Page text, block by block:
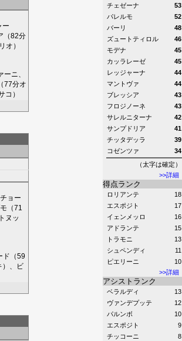
>>詳細
チェゼーナ
53
パレルモ
52
バーリ
48
ズュートティロル
46
モデナ
45
カッラレーゼ
45
レッジャーナ
44
マントヴァ
44
ブレッシア
43
フロジノーネ
43
サレルニターナ
42
サンプドリア
41
チッタデッラ
39
コゼンツァ
34
（太字は確定）
得点ランク
>>詳細
ロリアンテ
18
エスポジト
17
イェンメッロ
16
アドランテ
15
トラモニ
13
シュペンディ
11
ピエリーニ
10
アシストランク
ベラルディ
13
ヴァンデプッテ
12
パルンボ
10
エスポジト
9
チッコーニ
8
ー
（82分
オ ）
ーニ
（77分オ
コ ）
チョー
（71
ヌッ
ド （59
）、
ビ